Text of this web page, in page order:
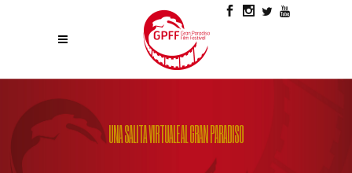
UNA SALITA VIRTUALE AL GRAN PARADISO